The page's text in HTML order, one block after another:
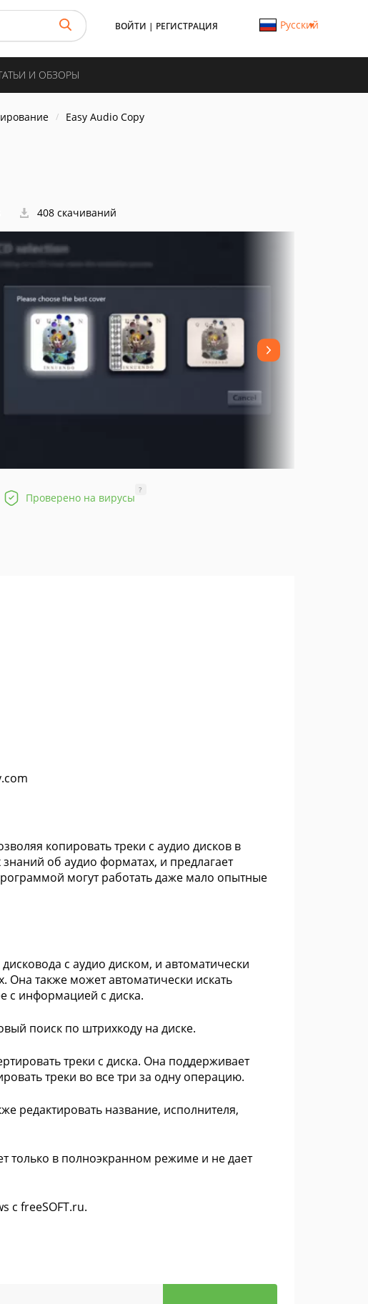
ВОЙТИ | РЕГИСТРАЦИЯ Русский
И ОБЗОРЫ
Easy Audio Copy
408 скачиваний
Проверено на вирусы
?
копировать треки с аудио дисков в
об аудио форматах, и предлагает
могут работать даже мало опытные
с аудио диском, и автоматически
Она также может автоматически искать
с информацией с диска.
поиск по штрихкоду на диске.
треки с диска. Она поддерживает
треки во все три за одну операцию.
редактировать название, исполнителя,
только в полноэкранном режиме и не дает
с freeSOFT.ru.